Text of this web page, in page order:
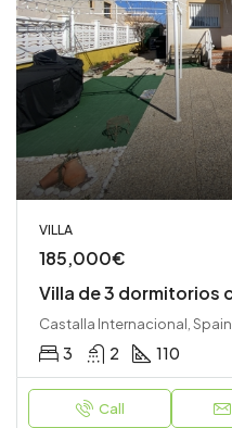
VILLA
185,000€
Castalla Internacional, Spain
3 2 110
Call